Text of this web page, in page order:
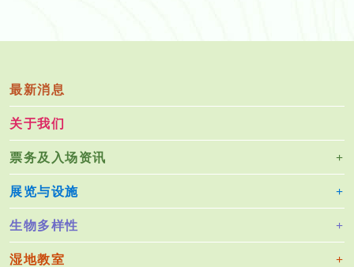
最新消息
关于我们
票务及入场资讯
展览与设施
生物多样性
湿地教室